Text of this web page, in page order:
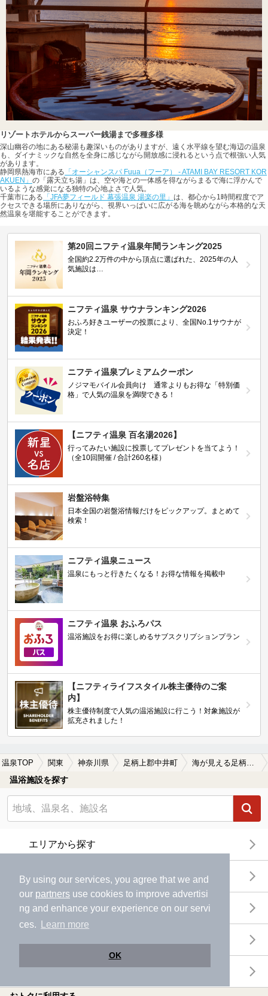
By using our services, you agree that we and
our partners use cookies to improve advertisi
ng and enhance your experience on our servi
ces.
Learn more
OK
リゾートホテルからスーパー銭湯まで多種多様
深山幽谷の地にある秘湯も趣深いものがありますが、遠く水平線を望む海辺の温泉
も、ダイナミックな自然を全身に感じながら開放感に浸れるという点で根強い人気
があります。
静岡県熱海市にある 「オーシャンスパ Fuua（フーア） - ATAMI BAY RESORT KOR
AKUEN」 の「露天立ち湯」は、空や海との一体感を得ながらまるで海に浮かんで
いるような感覚になる独特の心地よさで人気。
千葉市にある 「JFA夢フィールド 幕張温泉 湯楽の里」 は、都心から1時間程度でア
クセスできる場所にありながら、視界いっぱいに広がる海を眺めながら本格的な天
然温泉を堪能することができます。
第20回ニフティ温泉年間ランキング2025
全国約2.2万件の中から頂点に選ばれた、2025年の人
気施設は…
ニフティ温泉 サウナランキング2026
おふろ好きユーザーの投票により、全国No.1サウナが
決定！
ニフティ温泉プレミアムクーポン
ノジマモバイル会員向け 通常よりもお得な「特別価
格」で人気の温泉を満喫できる！
【ニフティ温泉 百名湯2026】
行ってみたい施設に投票してプレゼントを当てよう！
（全10回開催 / 合計260名様）
岩盤浴特集
日本全国の岩盤浴情報だけをピックアップ。まとめて
検索！
ニフティ温泉ニュース
温泉にもっと行きたくなる！お得な情報を掲載中
ニフティ温泉 おふろパス
温浴施設をお得に楽しめるサブスクリプションプラン
【ニフティライフスタイル株主優待のご案
内】
株主優待制度で人気の温浴施設に行こう！対象施設が
拡充されました！
温泉TOP 関東 神奈川県 足柄上郡中井町 海が見える足柄上郡中井町の温泉、日帰り温泉、スーパー銭湯おすすめ
温浴施設を探す
エリアから探す
地図から探す
特徴から探す